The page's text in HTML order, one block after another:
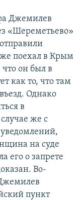
Джемилев
«Шереметьево»
поехал в Крым
он был в
как то, что там
Однако
в
же с
на суде
его о запрете
Во-
пункт